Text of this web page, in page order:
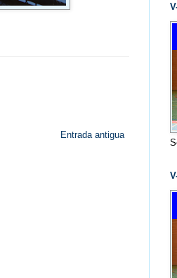
Entrada antigua